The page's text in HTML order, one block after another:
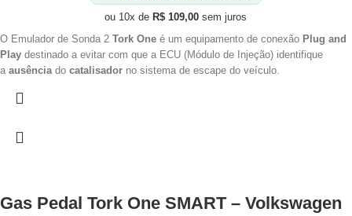
ou 10x de R$ 109,00 sem juros
O Emulador de Sonda 2 Tork One é um equipamento de conexão Plug and
Play destinado a evitar com que a ECU (Módulo de Injeção) identifique
a ausênciado catalisador no sistema de escape do veículo.
Gas Pedal Tork One SMART – Volkswagen